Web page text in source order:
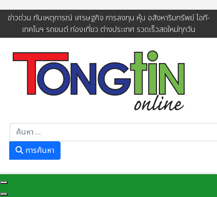
ข่าวด่วน ทันเหตุการณ์ เศรษฐกิจ การลงทุน หุ้น อสังหาริมทรัพย์ ไอที-
เทคโนฯ รถยนต์ ท่องเที่ยว ต่างประเทศ รวดเร็วสดใหม่ทุกวัน
การค้นหา